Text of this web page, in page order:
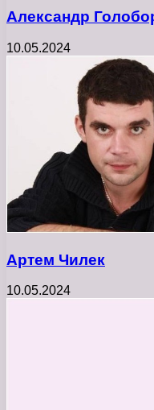
Александр
10.05.2024
Артем Чилек
10.05.2024